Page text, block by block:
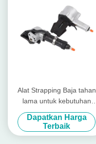
Alat Strapping Baja tahan
lama untuk kebutuhan
kemasan industri
Dapatkan Harga
Terbaik